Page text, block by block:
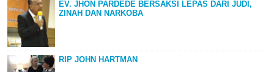
EV. JHON PARDEDE BERSAKSI LEPAS DARI JUDI,
ZINAH DAN NARKOBA
RIP JOHN HARTMAN